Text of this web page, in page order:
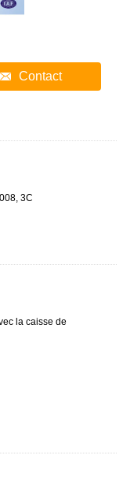
Contact
3C
la caisse de